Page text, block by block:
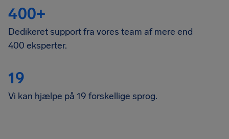
400+
Dedikeret support fra vores team af mere end
400 eksperter.
19
Vi kan hjælpe på 19 forskellige sprog.